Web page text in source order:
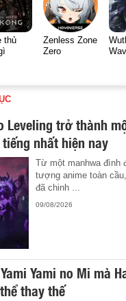
thủ
Zenless Zone
Zero
Leveling trở thành
nhất hiện nay
Từ một manhwa đình
tượng anime toàn
đã chinh ...
09/08/2026
Yami no Mi mà
thay thế